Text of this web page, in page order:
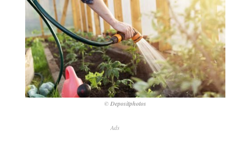
© Depositphotos
Ads